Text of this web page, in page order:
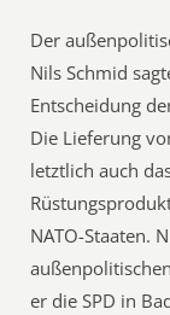
Der
Nils Schmid
Entscheidung
Die Lieferung
letztlich auch
NATO-Staaten.
er die SPD in